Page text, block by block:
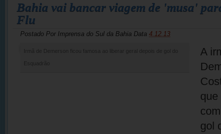
Bahia vai bancar viagem de 'musa'
Flu
Postado Por Imprensa do Sul da Bahia Data 4.12.13
Irmã de Demerson ficou famosa ao liberar geral depois de gol do
Esquadrão
A
que
gol